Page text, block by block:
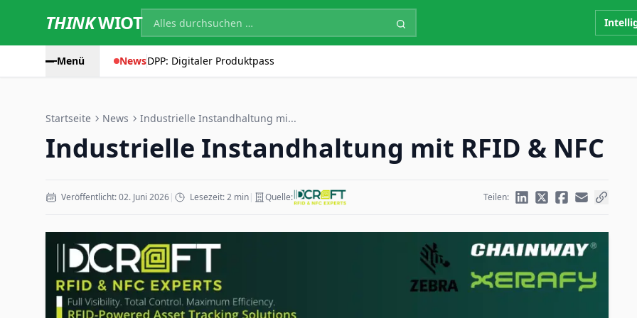
THINKWIOT
Menü NewsDPP: Digitaler Produktpass
Startseite News Industrielle Instandhaltung mi...
Industrielle Instandhaltung mit RFID & NFC
Veröffentlicht: 02. Juni 2026| Lesezeit: 2 min| Quelle: Teilen: